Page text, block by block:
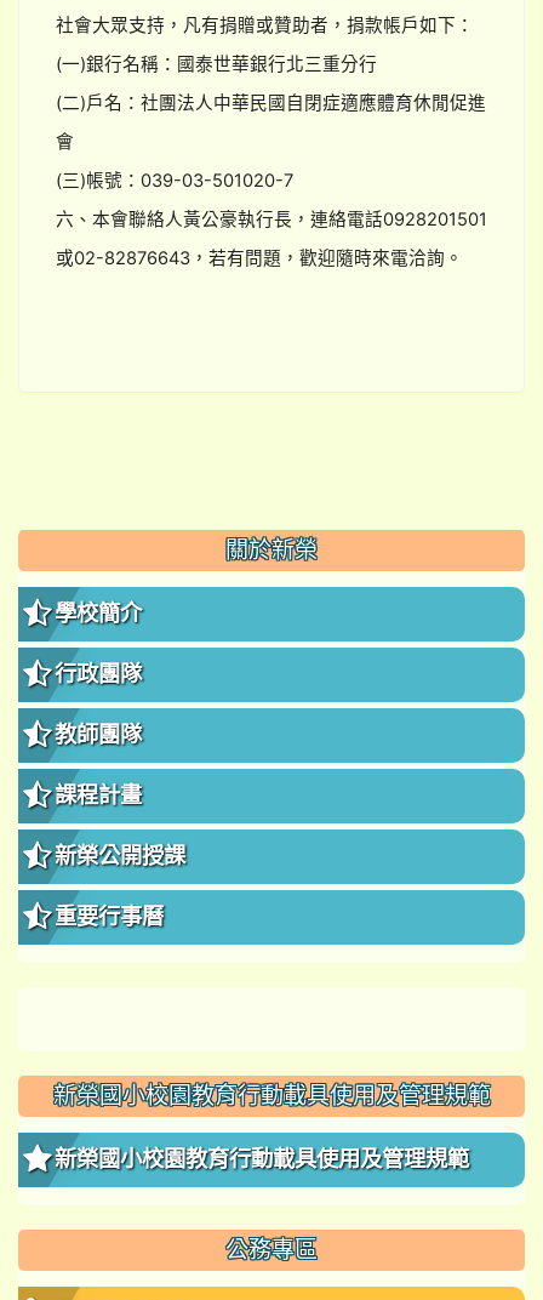
社會大眾支持，凡有捐贈或贊助者，捐款帳戶如下：
(一)銀行名稱：國泰世華銀行北三重分行
(二)戶名：社團法人中華民國自閉症適應體育休閒促進
會
(三)帳號：039-03-501020-7
六、本會聯絡人黃公豪執行長，連絡電話0928201501
或02-82876643，若有問題，歡迎隨時來電洽詢。
::: 關於新榮
學校簡介
行政團隊
教師團隊
課程計畫
新榮公開授課
重要行事曆
新榮國小校園教育行動載具使用及管理規範
新榮國小校園教育行動載具使用及管理規範
公務專區